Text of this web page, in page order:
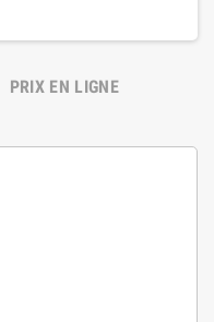
PRIX EN LIGNE